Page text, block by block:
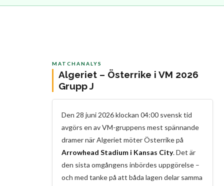
MATCHANALYS
Algeriet – Österrike i VM 2026
Grupp J
Den 28 juni 2026 klockan 04:00 svensk tid
avgörs en av VM-gruppens mest spännande
dramer när Algeriet möter Österrike på
Arrowhead Stadium i Kansas City. Det är
den sista omgångens inbördes uppgörelse –
och med tanke på att båda lagen delar samma